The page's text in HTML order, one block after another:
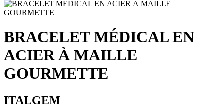
BRACELET MÉDICAL EN
ACIER À MAILLE
GOURMETTE
ITALGEM